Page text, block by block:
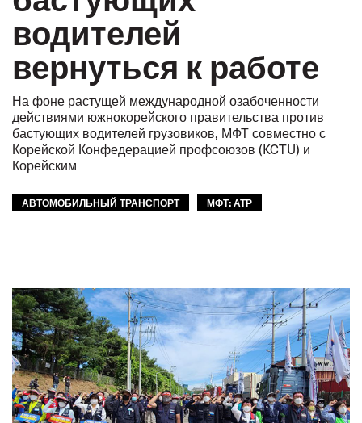
водителей
вернуться к работе
На фоне растущей международной озабоченности
действиями южнокорейского правительства против
бастующих водителей грузовиков, МФТ совместно с
Корейской Конфедерацией профсоюзов (KCTU) и
Корейским
АВТОМОБИЛЬНЫЙ ТРАНСПОРТ МФТ: АТР